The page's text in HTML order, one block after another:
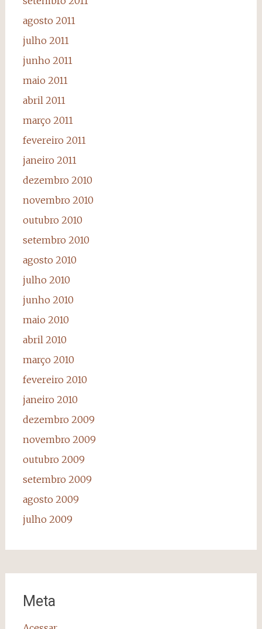
agosto 2011
julho 2011
junho 2011
maio 2011
abril 2011
março 2011
fevereiro 2011
janeiro 2011
dezembro 2010
novembro 2010
outubro 2010
setembro 2010
agosto 2010
julho 2010
junho 2010
maio 2010
abril 2010
março 2010
fevereiro 2010
janeiro 2010
dezembro 2009
novembro 2009
outubro 2009
setembro 2009
agosto 2009
julho 2009
Meta